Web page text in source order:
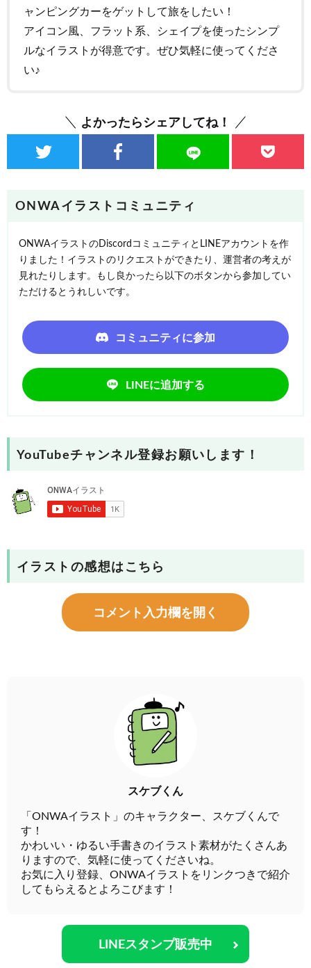
ャンピングカーをゲットして旅をしたい！
アイコン風、フラット系、シェイプを使ったシンプ
ルなイラストが得意です。ぜひ気軽に使ってくださ
い♪
よかったらシェアしてね！
ONWAイラストコミュニティ
ONWAイラストのDiscordコミュニティとLINEアカウントを作
りました！イラストのリクエストができたり、運営者の考えが
見れたりします。もし良かったら以下のボタンから参加してい
ただけるとうれしいです。
コミュニティに参加
LINEに追加する
YouTubeチャンネル登録お願いします！
イラストの感想はこちら
コメント入力欄を開く
スケブくん
「ONWAイラスト」のキャラクター、スケブくんで
す！
かわいい・ゆるい手書きのイラスト素材がたくさんあ
りますので、気軽に使ってくださいね。
お気に入り登録、ONWAイラストをリンクつきで紹介
してもらえるとよろこびます！
LINEスタンプ販売中